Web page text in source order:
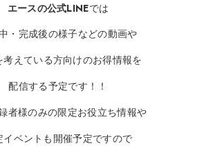
エースの公式LINEでは
・完成後の様子などの動画や
考えている方向けのお得情報を
配信する予定です！！
者様のみの限定お役立ち情報や
イベントも開催予定ですので